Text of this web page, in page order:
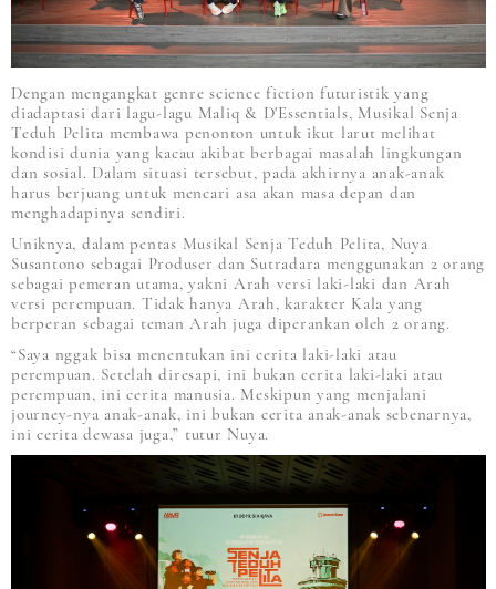
Dengan mengangkat genre science fiction futuristik yang
diadaptasi dari lagu-lagu Maliq & D'Essentials, Musikal Senja
Teduh Pelita membawa penonton untuk ikut larut melihat
kondisi dunia yang kacau akibat berbagai masalah lingkungan
dan sosial. Dalam situasi tersebut, pada akhirnya anak-anak
harus berjuang untuk mencari asa akan masa depan dan
menghadapinya sendiri.
Uniknya, dalam pentas Musikal Senja Teduh Pelita, Nuya
Susantono sebagai Produser dan Sutradara menggunakan 2 orang
sebagai pemeran utama, yakni Arah versi laki-laki dan Arah
versi perempuan. Tidak hanya Arah, karakter Kala yang
berperan sebagai teman Arah juga diperankan oleh 2 orang.
“Saya nggak bisa menentukan ini cerita laki-laki atau
perempuan. Setelah diresapi, ini bukan cerita laki-laki atau
perempuan, ini cerita manusia. Meskipun yang menjalani
journey-nya anak-anak, ini bukan cerita anak-anak sebenarnya,
ini cerita dewasa juga,” tutur Nuya.